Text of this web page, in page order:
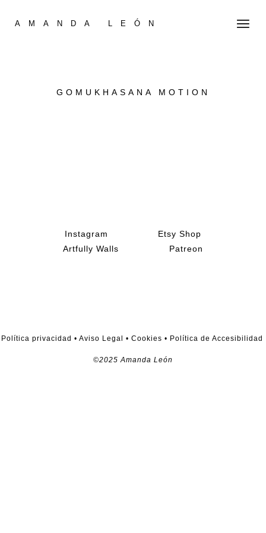
AMANDA LEÓN
GOMUKHASANA MOTION
Instagram
Etsy Shop
Artfully Walls
Patreon
Política privacidad • Aviso Legal • Cookies • Política de Accesibilidad
©2025 Amanda León